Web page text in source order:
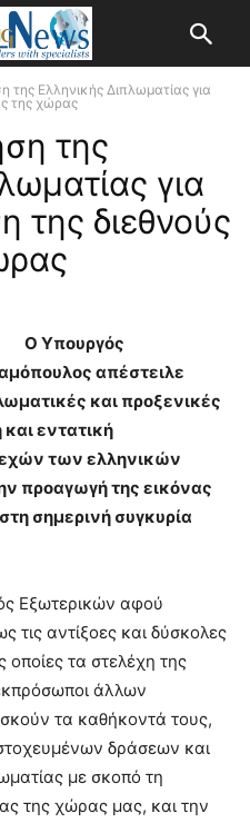
της Ελληνικής Διπλωματίας για
της χώρας
της
για
της διεθνούς
Ο Υπουργός
απέστειλε
και προξενικές
εντατική
των ελληνικών
προαγωγή της εικόνας
σημερινή συγκυρία
Εξωτερικών αφού
τις αντίξοες και δύσκολες
οποίες τα στελέχη της
άλλων
τα καθήκοντά τους,
δράσεων και
με σκοπό τη
της χώρας μας, και την